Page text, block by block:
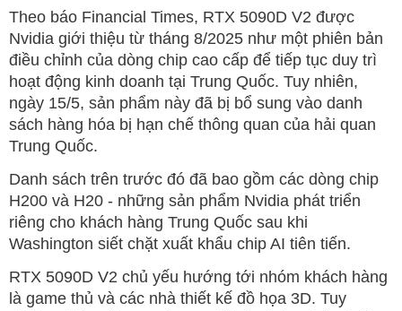
Theo báo Financial Times, RTX 5090D V2 được
Nvidia giới thiệu từ tháng 8/2025 như một phiên bản
điều chỉnh của dòng chip cao cấp để tiếp tục duy trì
hoạt động kinh doanh tại Trung Quốc. Tuy nhiên,
ngày 15/5, sản phẩm này đã bị bổ sung vào danh
sách hàng hóa bị hạn chế thông quan của hải quan
Trung Quốc.
Danh sách trên trước đó đã bao gồm các dòng chip
H200 và H20 - những sản phẩm Nvidia phát triển
riêng cho khách hàng Trung Quốc sau khi
Washington siết chặt xuất khẩu chip AI tiên tiến.
RTX 5090D V2 chủ yếu hướng tới nhóm khách hàng
là game thủ và các nhà thiết kế đồ họa 3D. Tuy